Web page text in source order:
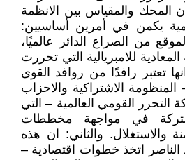
المحك والمقياس بين الانظمة
يكمن في أمرين أساسيين:
من الصراع الدائر عالميًا،
المعادية للامبريالية التي تحررت
تعتبر رافدًا من روافد القوى
– المنظومة الاشتراكية والاحزاب
التحرر القومي العالمية – التي
في مواجهة مخططات
والاستغلال. والثاني: ان هذه
الناصر اتخذ خطوات اقتصادية –